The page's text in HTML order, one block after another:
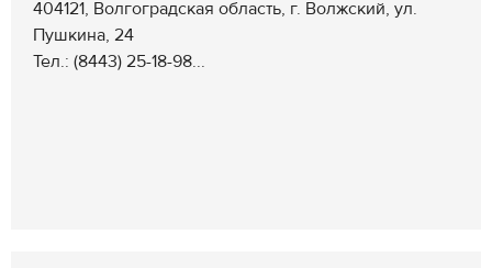
404121, Волгоградская область, г. Волжский, ул.
Пушкина, 24
Тел.: (8443) 25-18-98...